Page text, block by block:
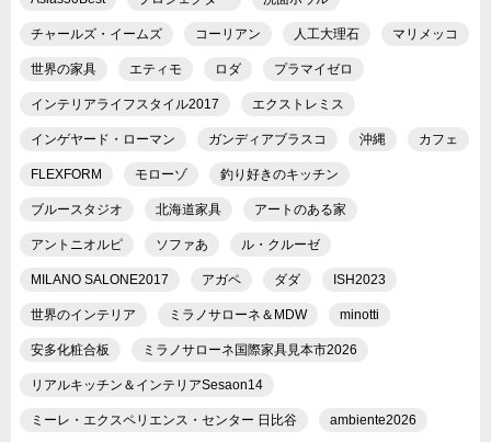
チャールズ・イームズ コーリアン 人工大理石 マリメッコ
世界の家具 エティモ ロダ プラマイゼロ
インテリアライフスタイル2017 エクストレミス
インゲヤード・ローマン ガンディアブラスコ 沖縄 カフェ
FLEXFORM モローゾ 釣り好きのキッチン
ブルースタジオ 北海道家具 アートのある家
アントニオルピ ソファあ ル・クルーゼ
MILANO SALONE2017 アガペ ダダ ISH2023
世界のインテリア ミラノサローネ＆MDW minotti
安多化粧合板 ミラノサローネ国際家具見本市2026
リアルキッチン＆インテリアSesaon14
ミーレ・エクスペリエンス・センター 日比谷 ambiente2026